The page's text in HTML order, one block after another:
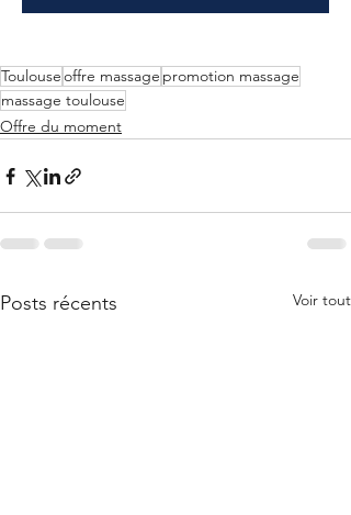
Toulouseoffre massage promotion massage
massage toulouse
Offre du moment
Posts récents Voir tout